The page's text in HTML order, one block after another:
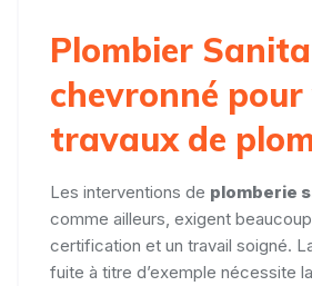
Plombier
chevronné pour
travaux de
Les interventions de plomberie
comme ailleurs, exigent
certification et un travail soigné.
fuite à titre d’exemple nécessite